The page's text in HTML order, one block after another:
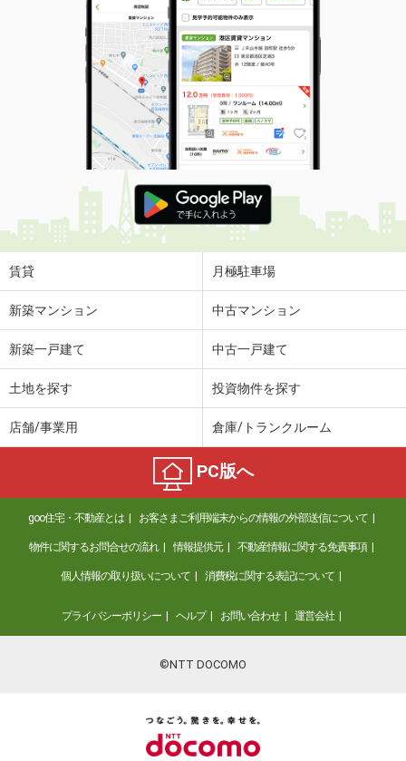
賃貸 月極駐車場
新築マンション 中古マンション
新築一戸建て 中古一戸建て
土地を探す 投資物件を探す
店舗/事業用 倉庫/トランクルーム
PC版へ
goo住宅・不動産とは お客さまご利用端末からの情報の外部送信について
物件に関するお問合せの流れ 情報提供元 不動産情報に関する免責事項
個人情報の取り扱いについて 消費税に関する表記について
プライバシーポリシー ヘルプ お問い合わせ 運営会社
©NTT DOCOMO